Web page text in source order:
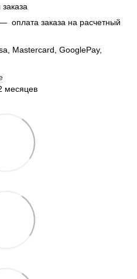
оплата заказа на расчетный
Mastercard, GooglePay,
месяцев